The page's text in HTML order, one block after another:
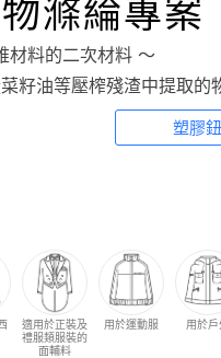
滌綸專案
材料的二次材料 〜
籽油等壓榨殘渣中提取的
塑膠
適用於正裝及
禮服類服裝的
面輔料
用於運動服 用於戶